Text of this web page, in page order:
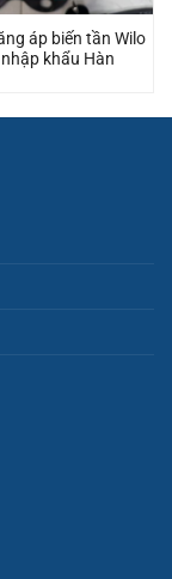
áp biến tần Wilo
khẩu Hàn